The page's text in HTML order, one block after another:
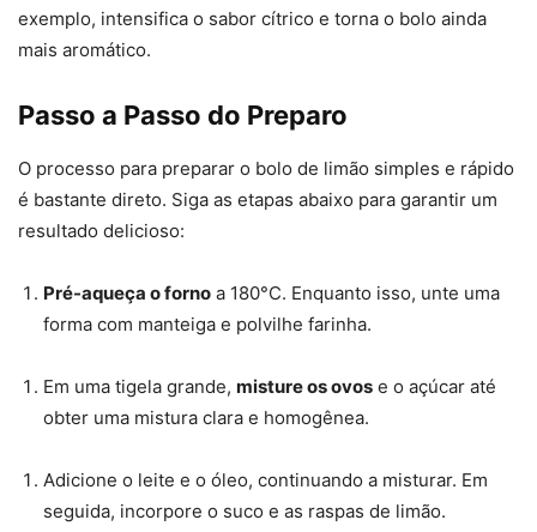
exemplo, intensifica o sabor cítrico e torna o bolo ainda
mais aromático.
Passo a Passo do Preparo
O processo para preparar o bolo de limão simples e rápido
é bastante direto. Siga as etapas abaixo para garantir um
resultado delicioso:
Pré-aqueça o forno a 180°C. Enquanto isso, unte uma
forma com manteiga e polvilhe farinha.
Em uma tigela grande, misture os ovos e o açúcar até
obter uma mistura clara e homogênea.
Adicione o leite e o óleo, continuando a misturar. Em
seguida, incorpore o suco e as raspas de limão.